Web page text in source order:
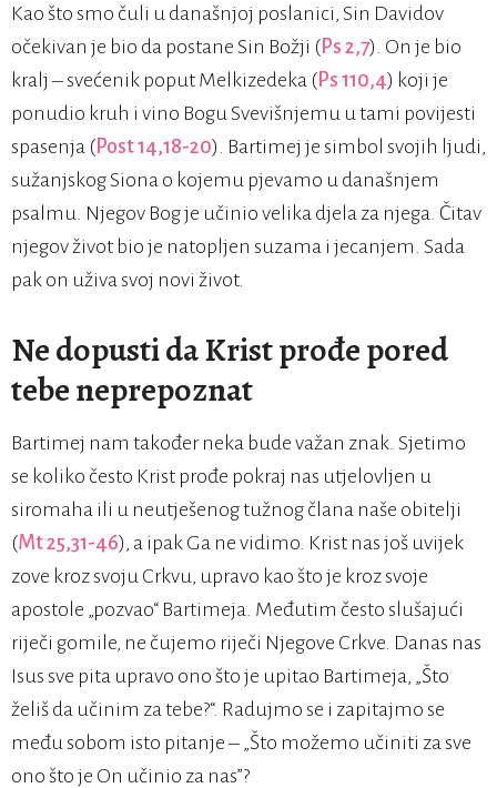
Kao što smo čuli u današnjoj poslanici, Sin Davidov
očekivan je bio da postane Sin Božji ( Ps 2,7). On je bio
kralj – svećenik poput Melkizedeka ( Ps 110,4) koji je
ponudio kruh i vino Bogu Svevišnjemu u tami povijesti
spasenja ( Post 14,18-20). Bartimej je simbol svojih ljudi,
sužanjskog Siona o kojemu pjevamo u današnjem
psalmu. Njegov Bog je učinio velika djela za njega. Čitav
njegov život bio je natopljen suzama i jecanjem. Sada
pak on uživa svoj novi život.
Ne dopusti da Krist prođe pored
tebe neprepoznat
Bartimej nam također neka bude važan znak. Sjetimo
se koliko često Krist prođe pokraj nas utjelovljen u
siromaha ili u neutješenog tužnog člana naše obitelji
(Mt 25,31-46), a ipak Ga ne vidimo. Krist nas još uvijek
zove kroz svoju Crkvu, upravo kao što je kroz svoje
apostole „pozvao“ Bartimeja. Međutim često slušajući
riječi gomile, ne čujemo riječi Njegove Crkve. Danas nas
Isus sve pita upravo ono što je upitao Bartimeja, „Što
želiš da učinim za tebe?“. Radujmo se i zapitajmo se
među sobom isto pitanje – „Što možemo učiniti za sve
ono što je On učinio za nas”?